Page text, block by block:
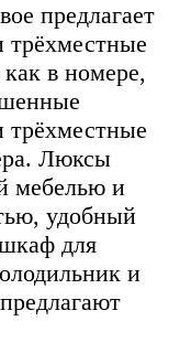
предлагает
трёхместные
в номере,
трёхместные
Люксы
мебелью и
удобный
для
и